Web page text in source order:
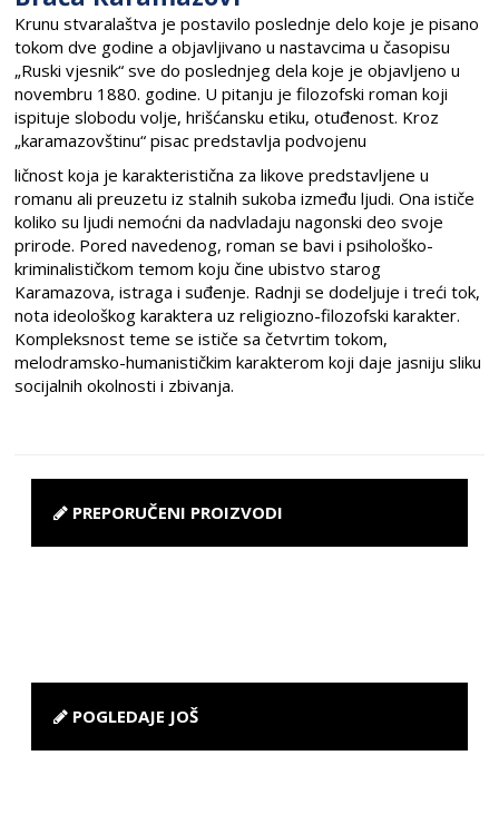
Krunu stvaralaštva je postavilo poslednje delo koje je pisano
tokom dve godine a objavljivano u nastavcima u časopisu
„Ruski vjesnik“ sve do poslednjeg dela koje je objavljeno u
novembru 1880. godine. U pitanju je filozofski roman koji
ispituje slobodu volje, hrišćansku etiku, otuđenost. Kroz
„karamazovštinu“ pisac predstavlja podvojenu
ličnost koja je karakteristična za likove predstavljene u
romanu ali preuzetu iz stalnih sukoba između ljudi. Ona ističe
koliko su ljudi nemoćni da nadvladaju nagonski deo svoje
prirode. Pored navedenog, roman se bavi i psihološko-
kriminalističkom temom koju čine ubistvo starog
Karamazova, istraga i suđenje. Radnji se dodeljuje i treći tok,
nota ideološkog karaktera uz religiozno-filozofski karakter.
Kompleksnost teme se ističe sa četvrtim tokom,
melodramsko-humanističkim karakterom koji daje jasniju sliku
socijalnih okolnosti i zbivanja.
PREPORUČENI PROIZVODI
POGLEDAJE JOŠ